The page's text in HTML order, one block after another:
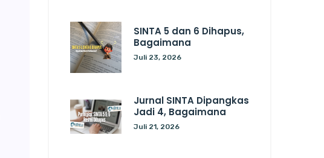
SINTA 5 dan 6 Dihapus,
Bagaimana
Juli 23, 2026
Jurnal SINTA Dipangkas
Jadi 4, Bagaimana
Juli 21, 2026